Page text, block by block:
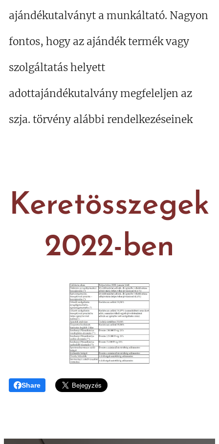
ajándékutalványt a munkáltató. Nagyon
fontos, hogy az ajándék termék vagy
szolgáltatás helyett
adottajándékutalvány megfeleljen az
szja. törvény alábbi rendelkezéseinek
Keretösszegek
2022-ben
Share